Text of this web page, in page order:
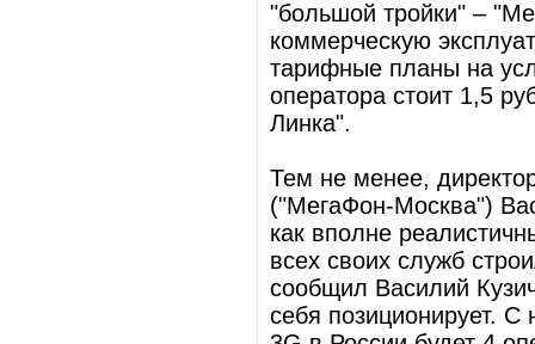
"большой тройки" –
коммерческую
тарифные планы на
оператора стоит 1,5
Линка".
Тем не менее,
("МегаФон-Москва")
как вполне
всех своих служб
сообщил Василий
себя позиционирует. С